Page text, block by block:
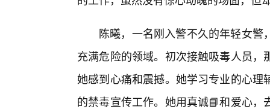
陈曦，一名刚入警不久的年轻女
充满危险的领域。初次接触吸毒人员
她感到心痛和震撼。她学习专业的心
的禁毒宣传工作。她用真诚📘和爱心